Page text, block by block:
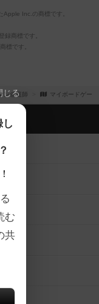
Inc.の商標です。
録商標です。
標です。
@庭師 マイボードゲーム
じる
む
共